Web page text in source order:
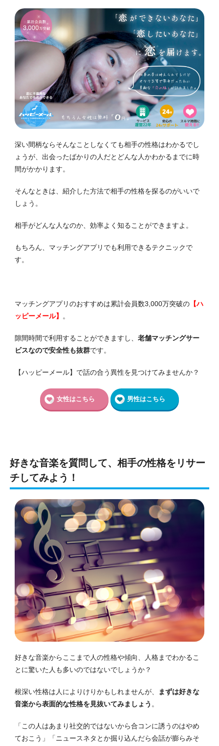
深い間柄ならそんなことしなくても相手の性格はわかるでし
ょうが、出会ったばかりの人だとどんな人かわかるまでに時
間がかかります。
そんなときは、紹介した方法で相手の性格を探るのがいいで
しょう。
相手がどんな人なのか、効率よく知ることができますよ。
もちろん、マッチングアプリでも利用できるテクニックで
す。
マッチングアプリのおすすめは累計会員数3,000万突破の 【ハ
ッピーメール】
。
隙間時間で利用することができますし、 老舗マッチングサー
ビスなので安全性も抜群です。
【ハッピーメール】で話の合う異性を見つけてみませんか？
女性はこちら 男性はこちら
好きな音楽を質問して、相手の性格をリサー
チしてみよう！
好きな音楽からここまで人の性格や傾向、人格までわかるこ
とに驚いた人も多いのではないでしょうか？
根深い性格は人によりけりかもしれませんが、
まずは好きな
音楽から表面的な性格を見抜いてみましょう 。
「この人はあまり社交的ではないから合コンに誘うのはやめ
ておこう」「ニュースネタとか掘り込んだら会話が膨らみそ